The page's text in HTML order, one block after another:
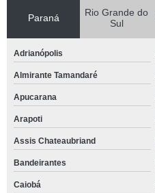
Paraná
Rio Grande do
Sul
Adrianópolis
Almirante Tamandaré
Apucarana
Arapoti
Assis Chateaubriand
Bandeirantes
Caiobá